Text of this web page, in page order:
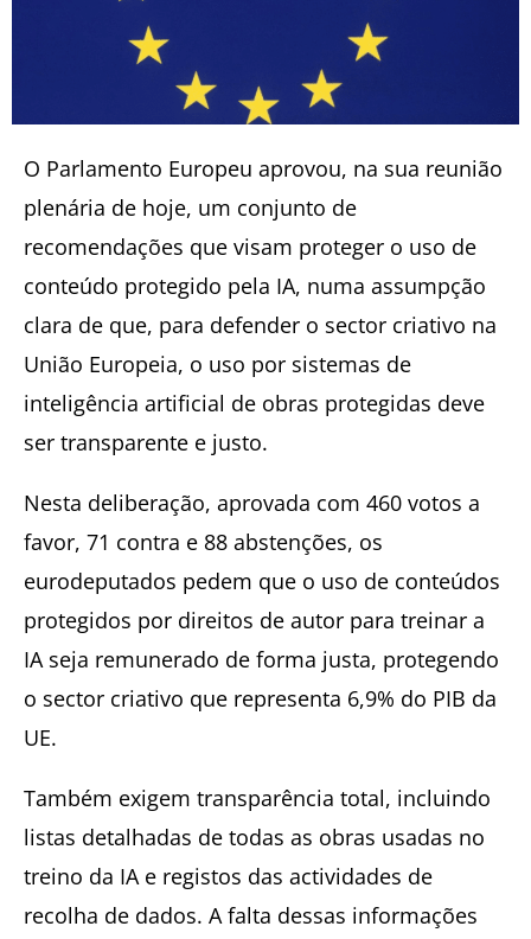
O Parlamento Europeu aprovou, na sua reunião
plenária de hoje, um conjunto de
recomendações que visam proteger o uso de
conteúdo protegido pela IA, numa assumpção
clara de que, para defender o sector criativo na
União Europeia, o uso por sistemas de
inteligência artificial de obras protegidas deve
ser transparente e justo.
Nesta deliberação, aprovada com 460 votos a
favor, 71 contra e 88 abstenções, os
eurodeputados pedem que o uso de conteúdos
protegidos por direitos de autor para treinar a
IA seja remunerado de forma justa, protegendo
o sector criativo que representa 6,9% do PIB da
UE.
Também exigem transparência total, incluindo
listas detalhadas de todas as obras usadas no
treino da IA e registos das actividades de
recolha de dados. A falta dessas informações